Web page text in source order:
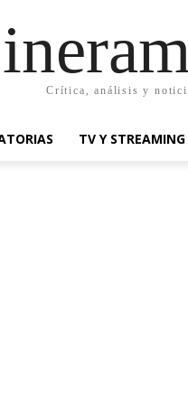
Crítica, análisis y
TV Y STREAMING